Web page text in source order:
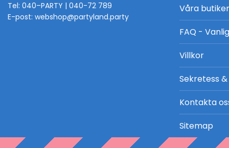
Tel: 040–PARTY | 040-72 789
E-post: webshop@partyland.party
Våra butiker
FAQ -
Villkor
Sekretess
Kontakta
Sitemap